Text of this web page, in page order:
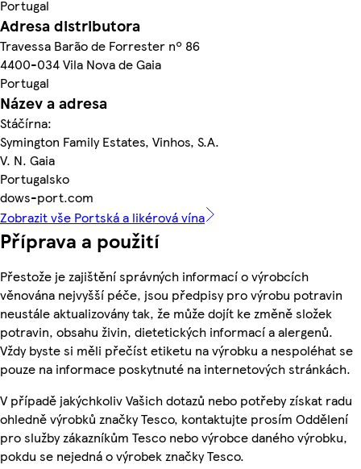
Portugal
Adresa distributora
Travessa Barão de Forrester nº 86
4400-034 Vila Nova de Gaia
Portugal
Název a adresa
Stáčírna:
Symington Family Estates, Vinhos, S.A.
V. N. Gaia
Portugalsko
dows-port.com
Zobrazit vše Portská a likérová vína
Příprava a použití
Přestože je zajištění správných informací o výrobcích
věnována nejvyšší péče, jsou předpisy pro výrobu potravin
neustále aktualizovány tak, že může dojít ke změně složek
potravin, obsahu živin, dietetických informací a alergenů.
Vždy byste si měli přečíst etiketu na výrobku a nespoléhat se
pouze na informace poskytnuté na internetových stránkách.
V případě jakýchkoliv Vašich dotazů nebo potřeby získat radu
ohledně výrobků značky Tesco, kontaktujte prosím Oddělení
pro služby zákazníkům Tesco nebo výrobce daného výrobku,
pokdu se nejedná o výrobek značky Tesco.